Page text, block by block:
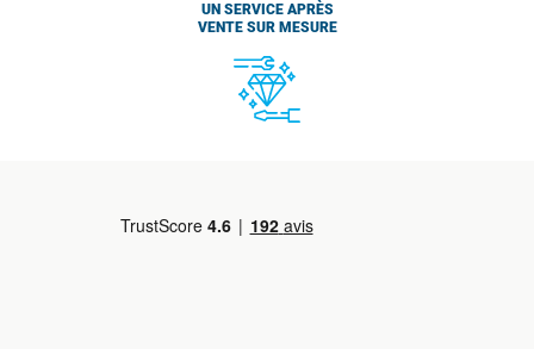
UN SERVICE APRÈS
VENTE SUR MESURE